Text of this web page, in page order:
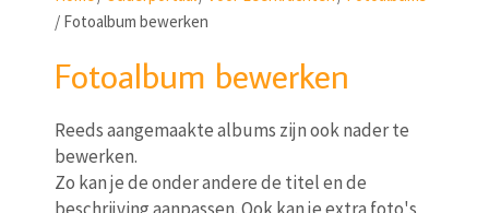
/ Fotoalbum bewerken
Fotoalbum bewerken
Reeds aangemaakte albums zijn ook nader te
bewerken.
Zo kan je de onder andere de titel en de